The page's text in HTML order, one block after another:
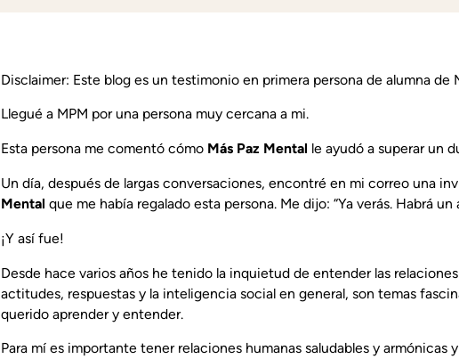
Disclaimer: Este blog es un testimonio en primera persona de alumna de
Llegué a MPM por una persona muy cercana a mi.
Esta persona me comentó cómo Más Paz Mental le ayudó a superar un
Un día, después de largas conversaciones, encontré en mi correo una
Mental que me había regalado esta persona. Me dijo: “Ya verás. Habrá un
¡Y así fue!
Desde hace varios años he tenido la inquietud de entender las
actitudes, respuestas y la inteligencia social en general, son temas
querido aprender y entender.
Para mí es importante tener relaciones humanas saludables y armónicas